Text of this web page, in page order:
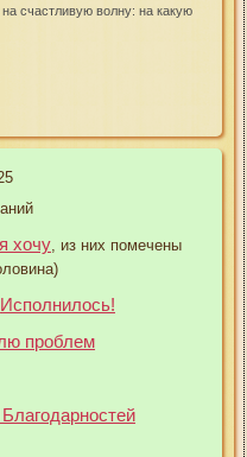
счастливую волну: на какую
хочу , из них помечены
Исполнилось!
проблем